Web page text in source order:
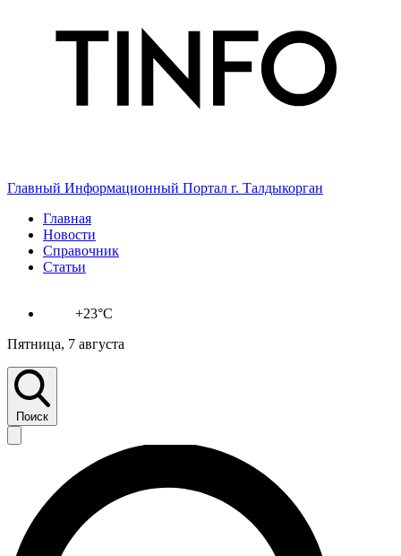
Главный Информационный Портал г. Талдыкорган
Главная
Новости
Справочник
Статьи
+23°C
Пятница, 7 августа
Поиск